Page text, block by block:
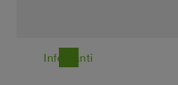
Infestanti